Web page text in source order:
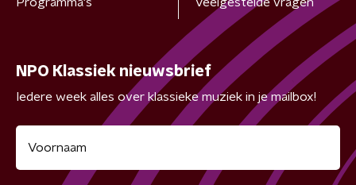
Programma's Veelgestelde vragen
NPO Klassiek nieuwsbrief
Iedere week alles over klassieke muziek in je mailbox!